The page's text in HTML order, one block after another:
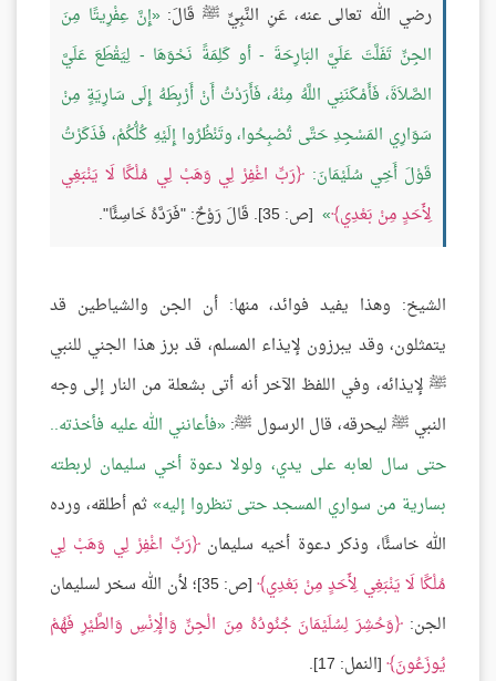
رضي الله تعالى عنه، عَنِ النَّبِيِّ ﷺ قَالَ: إِنَّ عِفْرِيتًا مِنَ
الجِنِّ تَفَلَّتَ عَلَيَّ البَارِحَةَ - أو كَلِمَةً نَحْوَهَا - لِيَقْطَعَ عَلَيَّ
الصَّلاَةَ، فَأَمْكَنَنِي اللَّهُ مِنْهُ، فَأَرَدْتُ أَنْ أَرْبِطَهُ إِلَى سَارِيَةٍ مِنْ
سَوَارِي المَسْجِدِ حَتَّى تُصْبِحُوا، وتَنْظُرُوا إِلَيْهِ كُلُّكُمْ، فَذَكَرْتُ
قَوْلَ أَخِي سُلَيْمَانَ: رَبِّ اغْفِرْ لِي وَهَبْ لِي مُلْكًا لَا يَنْبَغِي
لِأَحَدٍ مِنْ بَعْدِي
[ص: 35]. قَالَ رَوْحٌ: "فَرَدَّهُ خَاسِئًا".
الشيخ: وهذا يفيد فوائد، منها: أن الجن والشياطين قد
يتمثلون، وقد يبرزون لإيذاء المسلم، قد برز هذا الجني للنبي
ﷺ لإيذائه، وفي اللفظ الآخر أنه أتى بشعلة من النار إلى وجه
النبي ﷺ ليحرقه، قال الرسول ﷺ: فأعانني الله عليه فأخذته..
حتى سال لعابه على يدي، ولولا دعوة أخي سليمان لربطته
بسارية من سواري المسجد حتى تنظروا إليه ثم أطلقه، ورده
الله خاسئًا، وذكر دعوة أخيه سليمان رَبِّ اغْفِرْ لِي وَهَبْ لِي
مُلْكًا لَا يَنْبَغِي لِأَحَدٍ مِنْ بَعْدِي
[ص: 35]؛ لأن الله سخر لسليمان
الجن: وَحُشِرَ لِسُلَيْمَانَ جُنُودُهُ مِنَ الْجِنِّ وَالْإِنْسِ وَالطَّيْرِ فَهُمْ
يُوزَعُونَ [النمل: 17].